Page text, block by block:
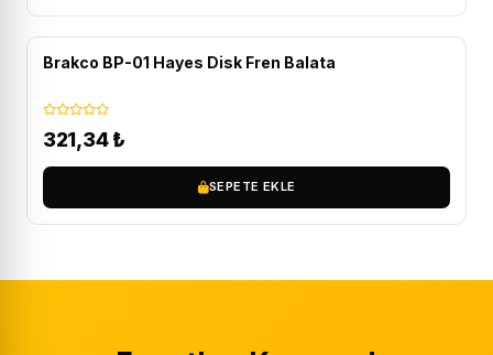
Brakco BP-01 Hayes Disk Fren Balata
321,34₺
SEPETE EKLE